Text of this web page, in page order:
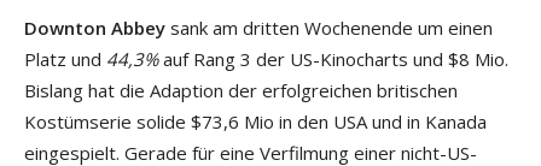
Downton Abbey sank am dritten Wochenende um einen
Platz und 44,3%auf Rang 3 der US-Kinocharts und $8 Mio.
Bislang hat die Adaption der erfolgreichen britischen
Kostümserie solide $73,6 Mio in den USA und in Kanada
eingespielt. Gerade für eine Verfilmung einer nicht-US-